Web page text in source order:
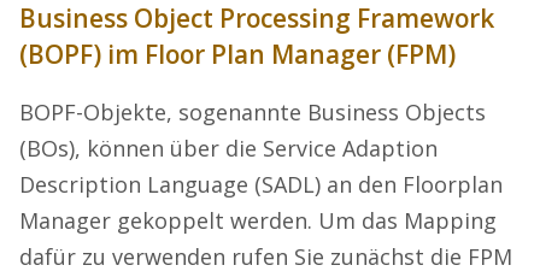
Business Object Processing Framework
(BOPF) im Floor Plan Manager (FPM)
BOPF-Objekte, sogenannte Business Objects
(BOs), können über die Service Adaption
Description Language (SADL) an den Floorplan
Manager gekoppelt werden. Um das Mapping
dafür zu verwenden rufen Sie zunächst die FPM